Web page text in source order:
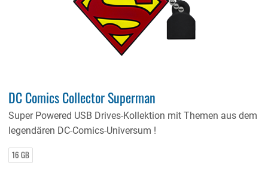
DC Comics Collector Superman
Super Powered USB Drives-Kollektion mit Themen aus dem
legendären DC-Comics-Universum !
16 GB